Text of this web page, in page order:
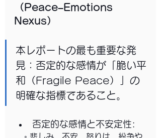
（Peace–Emotions
Nexus）
本レポートの最も重要な発
見：否定的な感情が「脆い平
和（Fragile Peace）」の
明確な指標であること。
否定的な感情と不安定性: